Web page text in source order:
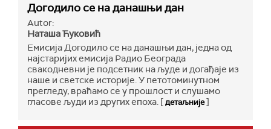
Догодило се на данашњи дан
Autor:
Наташа Ћуковић
Емисија Догодило се на данашњи дан, једна од
најстаријих емисија Радио Београда
свакодневни је подсетник на људе и догађаје из
наше и светске историје. У петотоминутном
прегледу, враћамо се у прошлост и слушамо
гласове људи из других епоха. [детаљније]